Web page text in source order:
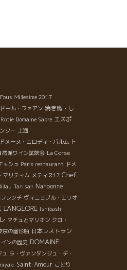
Millesime 2017
ール・フォアン 焼き鳥・し
Domaine Sabre エスポ
ソー
上海
ドメーヌ・エロディ・バルム ト
然派ワイン試飲会 La Corse
ッシュ Paris restaurant ドメ
マリティム メティス17 Chef
Tan san Narbonne
レンチ ヴィニョブル・エリオ
L'ANGLORE Ishibashi
マチュとマリオン クロ・
京の屋形船 日本レストラン
インの歴史 DOMAINE
ュ ラ・ヴァンダンジュ・デ・
Saint-Amour ことり